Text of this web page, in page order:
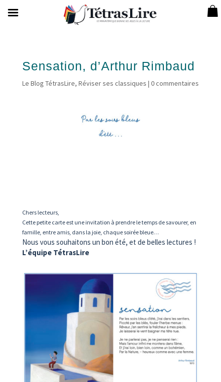
Sensation, d’Arthur Rimbaud
Le Blog TétrasLire, Réviser ses classiques | 0 commentaires
Chers lecteurs,
Cette petite carte est une invitation à prendre le temps de savourer, en
famille, entre amis, dans la joie, chaque soirée bleue…
Nous vous souhaitons un bon été, et de belles lectures !
L’équipe TétrasLire